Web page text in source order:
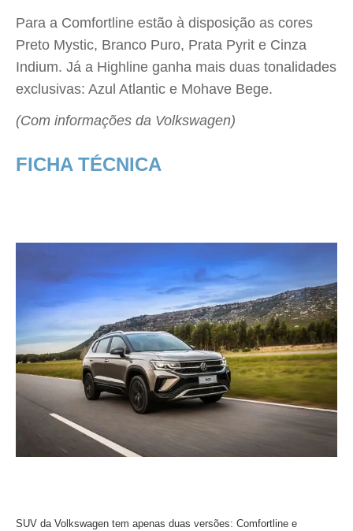
Para a Comfortline estão à disposição as cores
Preto Mystic, Branco Puro, Prata Pyrit e Cinza
Indium. Já a Highline ganha mais duas tonalidades
exclusivas: Azul Atlantic e Mohave Bege.
(Com informações da Volkswagen)
FICHA TÉCNICA
SUV da Volkswagen tem apenas duas versões: Comfortline e